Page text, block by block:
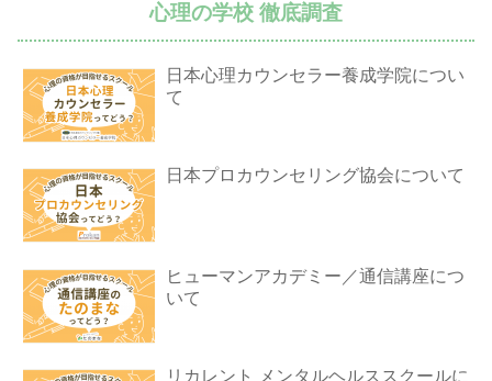
心理の学校 徹底調査
日本心理カウンセラー養成学院につい
て
日本プロカウンセリング協会について
ヒューマンアカデミー／通信講座につ
いて
リカレント メンタルヘルススクールに